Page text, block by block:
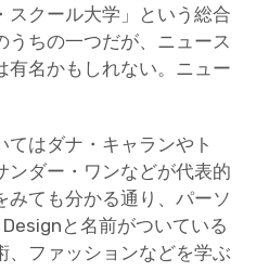
スクール大学」という総合
うちの一つだが、ニュース
有名かもしれない。ニュー
はダナ・キャランやト
ンダー・ワンなどが代表的
みても分かる通り、パーソ
と名前がついている
、ファッションなどを学ぶ